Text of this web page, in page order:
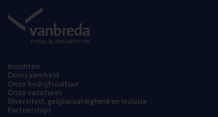
Inzich­ten
Duur­zaam­heid
Onze bedrijfs­cul­tuur
Onze vaca­tu­res
Diver­si­teit, gelijk­waar­dig­heid en inclusie
Part­ner­ships